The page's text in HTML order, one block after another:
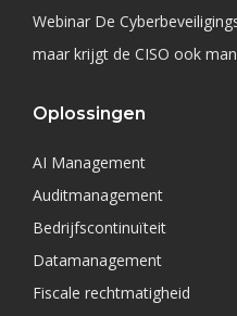
Webinar De
maar krijgt de CISO ook
Oplossingen
AI Management
Auditmanagement
Bedrijfscontinuïteit
Datamanagement
Fiscale rechtmatigheid